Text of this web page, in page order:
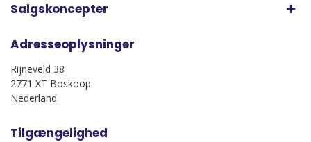
Salgskoncepter
Adresseoplysninger
Rijneveld 38
2771 XT Boskoop
Nederland
Tilgængelighed